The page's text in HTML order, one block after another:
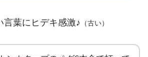
言葉にヒデキ感激♪ （古い）